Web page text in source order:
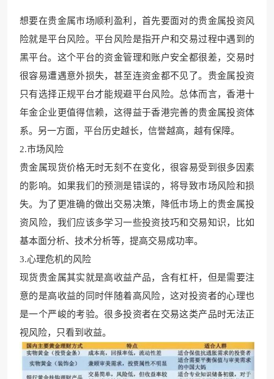
想要在贵金属市场顺利盈利，首先要面对的贵金属投资风
险就是平台风险。平台风险是指开户和交易过程中遇到的
黑平台。这个平台的资金管理和账户安全都很差，交易时
很容易遭遇意外损失，甚至连资金都不见了。贵金属投资
只有选择正规平台才能规避平台风险。总体而言，香港十
年金企业更值得信赖，这得益于香港完善的贵金属投资体
系。另一方面，平台历史越长，信誉越高，越有保障。
2.市场风险
贵金属现货价格无时无刻不在变化，很容易受到很多因素
的影响。如果我们的预测是错误的，将导致市场风险和损
失。为了更准确的做出交易决策，降低市场上的贵金属投
资风险，我们应该多学习一些投资技巧和交易知识，比如
基本面分析、技术分析等，提高交易成功率。
3.心理危机的风险
现货贵金属其实就是高收益产品，含有杠杆，但是需要注
意的是高收益的同时伴随着高风险，这对投资者的心理也
是一个严峻的考验。很多投资者在交易这类产品时无法正
视风险，只看到收益。